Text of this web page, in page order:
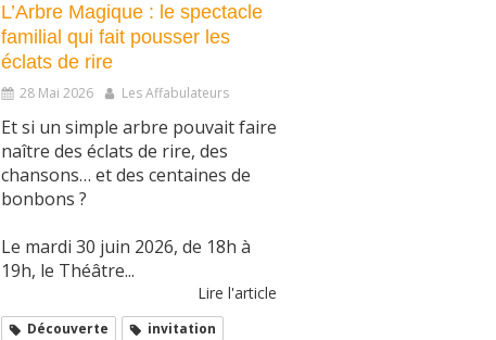
L’Arbre Magique : le spectacle
familial qui fait pousser les
éclats de rire
28 Mai 2026 Les Affabulateurs
Et si un simple arbre pouvait faire
naître des éclats de rire, des
chansons… et des centaines de
bonbons ?
Le mardi 30 juin 2026, de 18h à
19h, le Théâtre...
Lire l'article
Découverte
invitation